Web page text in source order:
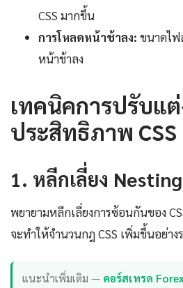
CSS มากขึ้น
การโหลดหน้าช้าลง: ขนาดไ
หน้าช้าลง
เทคนิคการปรับแ
ประสิทธิภาพ
1. หลีกเลี่ยง
พยายามหลีกเลี่ยงการซ้อนกันของ
จะทำให้จำนวนกฎ CSS เพิ่มขึ้นอย่าง
แนะนำเพิ่มเติม — คอร์สเทรด